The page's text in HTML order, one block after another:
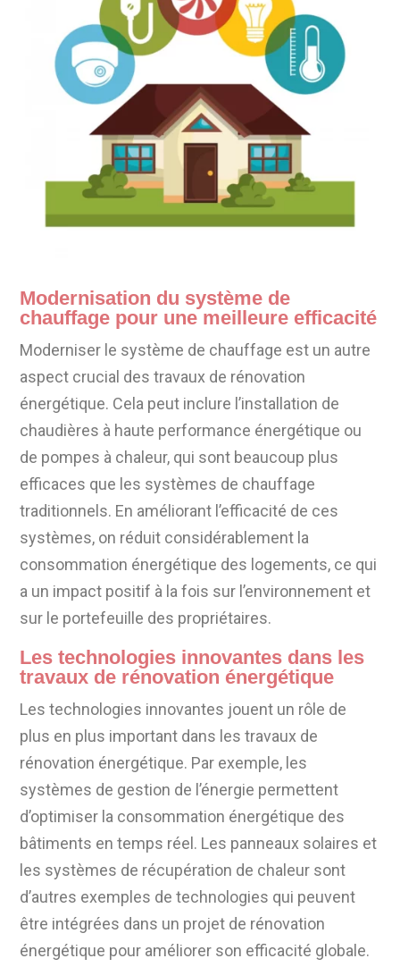
Modernisation du système de
chauffage pour une meilleure efficacité
Moderniser le système de chauffage est un autre
aspect crucial des travaux de rénovation
énergétique. Cela peut inclure l’installation de
chaudières à haute performance énergétique ou
de pompes à chaleur, qui sont beaucoup plus
efficaces que les systèmes de chauffage
traditionnels. En améliorant l’efficacité de ces
systèmes, on réduit considérablement la
consommation énergétique des logements, ce qui
a un impact positif à la fois sur l’environnement et
sur le portefeuille des propriétaires.
Les technologies innovantes dans les
travaux de rénovation énergétique
Les technologies innovantes jouent un rôle de
plus en plus important dans les travaux de
rénovation énergétique. Par exemple, les
systèmes de gestion de l’énergie permettent
d’optimiser la consommation énergétique des
bâtiments en temps réel. Les panneaux solaires et
les systèmes de récupération de chaleur sont
d’autres exemples de technologies qui peuvent
être intégrées dans un projet de rénovation
énergétique pour améliorer son efficacité globale.